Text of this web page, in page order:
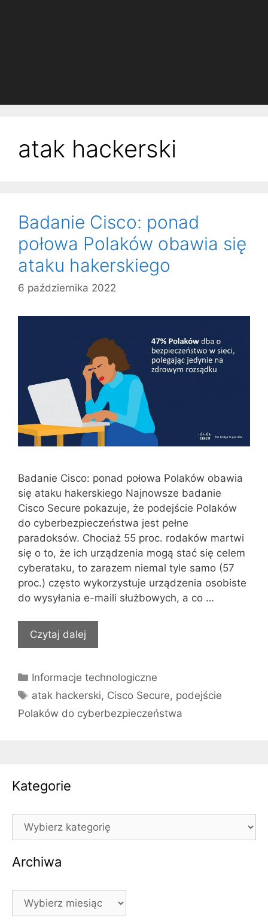
atak hackerski
Badanie Cisco: ponad
połowa Polaków obawia się
ataku hakerskiego
6 października 2022
Badanie Cisco: ponad połowa Polaków obawia
się ataku hakerskiego Najnowsze badanie
Cisco Secure pokazuje, że podejście Polaków
do cyberbezpieczeństwa jest pełne
paradoksów. Chociaż 55 proc. rodaków martwi
się o to, że ich urządzenia mogą stać się celem
cyberataku, to zarazem niemal tyle samo (57
proc.) często wykorzystuje urządzenia osobiste
do wysyłania e-maili służbowych, a co …
Czytaj dalej
Kategorie
Informacje technologiczne
Tagi
atak hackerski, Cisco Secure, podejście
Polaków do cyberbezpieczeństwa
Kategorie
Kategorie
Archiwa
Archiwa